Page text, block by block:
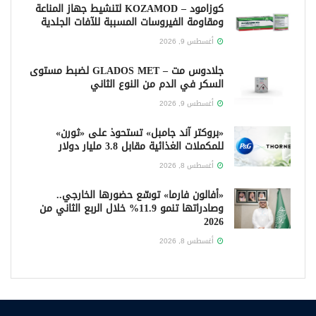
كوزامود – KOZAMOD لتنشيط جهاز المناعة
ومقاومة الفيروسات المسببة للآفات الجلدية
أغسطس 9, 2026
جلادوس مت – GLADOS MET لضبط مستوى
السكر في الدم من النوع الثاني
أغسطس 9, 2026
«بروكتر آند جامبل» تستحوذ على «ثورن»
للمكملات الغذائية مقابل 3.8 مليار دولار
أغسطس 8, 2026
«أفالون فارما» توسّع حضورها الخارجي..
وصادراتها تنمو 11.9% خلال الربع الثاني من
2026
أغسطس 8, 2026